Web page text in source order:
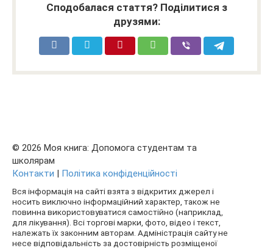
Сподобалася стаття? Поділитися з
друзями:
© 2026 Моя книга: Допомога студентам та
школярам
Контакти | Політика конфіденційності
Вся інформація на сайті взята з відкритих джерел і
носить виключно інформаційний характер, також не
повинна використовуватися самостійно (наприклад,
для лікування). Всі торгові марки, фото, відео і текст,
належать їх законним авторам. Адміністрація сайту не
несе відповідальність за достовірність розміщеної